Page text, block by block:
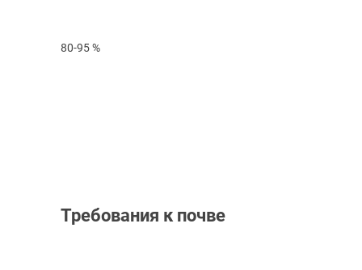
80-95 %
Требования к почве